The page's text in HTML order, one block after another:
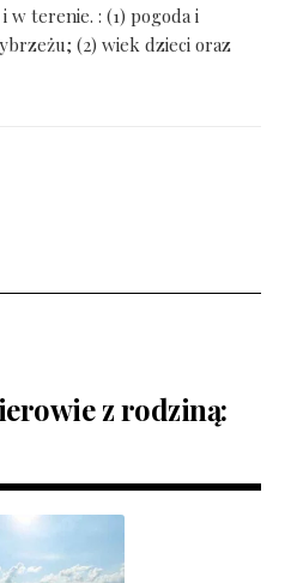
w terenie. : (1) pogoda i
(2) wiek dzieci oraz
z rodziną: